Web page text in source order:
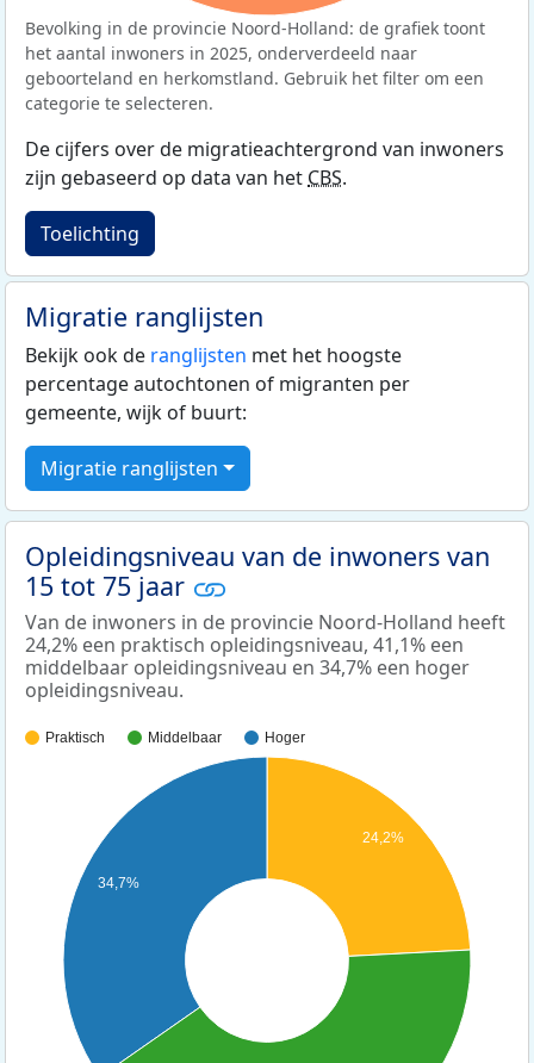
Bevolking in de provincie Noord-Holland: de grafiek toont
het aantal inwoners in 2025, onderverdeeld naar
geboorteland en herkomstland. Gebruik het filter om een
categorie te selecteren.
De cijfers over de migratieachtergrond van inwoners
zijn gebaseerd op data van het CBS.
Toelichting
Migratie ranglijsten
Bekijk ook de ranglijsten met het hoogste
percentage autochtonen of migranten per
gemeente, wijk of buurt:
Migratie ranglijsten
Opleidingsniveau van de inwoners van
15 tot 75 jaar
Van de inwoners in de provincie Noord-Holland heeft
24,2% een praktisch opleidingsniveau, 41,1% een
middelbaar opleidingsniveau en 34,7% een hoger
opleidingsniveau.
Praktisch Middelbaar Hoger
24,2%
34,7%